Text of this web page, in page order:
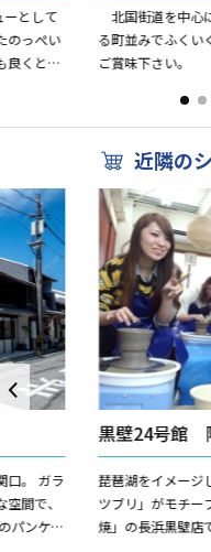
ーとして
のっぺい
も良くと
北国街道を中心
る町並みでふくい
ご賞味下さい。
近隣の
口。 ガラ
間で、
パンケー
黒壁24号館
琵琶湖をイメージ
ツブリ」がモチー
焼」の長浜黒壁店